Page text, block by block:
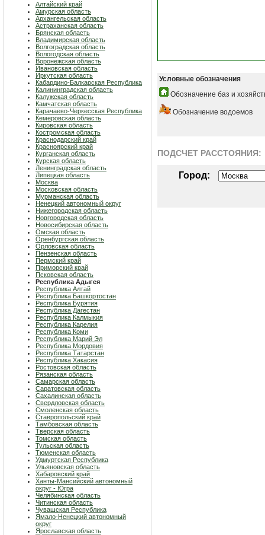
Алтайский край
Амурская область
Архангельская область
Астраханская область
Брянская область
Владимирская область
Волгоградская область
Вологодская область
Воронежская область
Ивановская область
Иркутская область
Кабардино-Балкарская Республика
Калининградская область
Калужская область
Камчатская область
Карачаево-Черкесская Республика
Кемеровская область
Кировская область
Костромская область
Краснодарский край
Красноярский край
Курганская область
Курская область
Ленинградская область
Липецкая область
Москва
Московская область
Мурманская область
Ненецкий автономный округ
Нижегородская область
Новгородская область
Новосибирская область
Омская область
Оренбургская область
Орловская область
Пензенская область
Пермский край
Приморский край
Псковская область
Республика Адыгея
Республика Алтай
Республика Башкортостан
Республика Бурятия
Республика Дагестан
Республика Калмыкия
Республика Карелия
Республика Коми
Республика Марий Эл
Республика Мордовия
Республика Татарстан
Республика Хакасия
Ростовская область
Рязанская область
Самарская область
Саратовская область
Сахалинская область
Свердловская область
Смоленская область
Ставропольский край
Тамбовская область
Тверская область
Томская область
Тульская область
Тюменская область
Удмуртская Республика
Ульяновская область
Хабаровский край
Ханты-Мансийский автономный
округ - Югра
Челябинская область
Читинская область
Чувашская Республика
Ямало-Ненецкий автономный
округ
Ярославская область
Условные обозначения
Обозначение баз и
Обозначение водоемов
ПОДСЧЕТ РАСCТОЯНИЯ:
Город: